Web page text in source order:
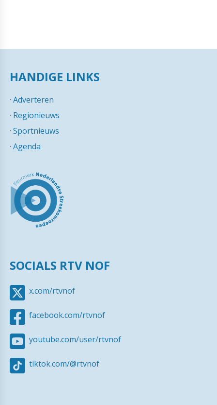
HANDIGE LINKS
· Adverteren
· Regionieuws
· Sportnieuws
· Agenda
SOCIALS RTV NOF
x.com/rtvnof
facebook.com/rtvnof
youtube.com/user/rtvnof
tiktok.com/@rtvnof